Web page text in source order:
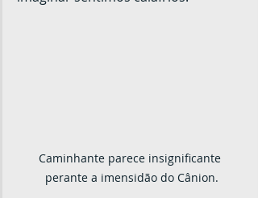
Caminhante parece insignificante
perante a imensidão do Cânion.